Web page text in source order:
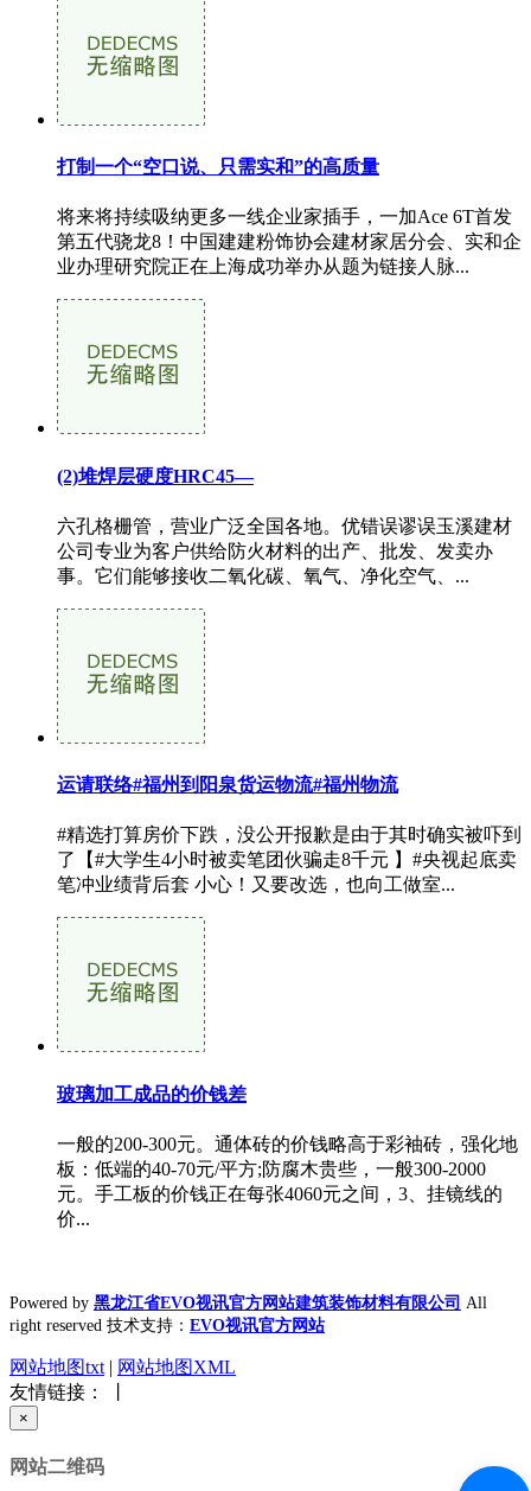
打制一个“空口说、只需实和”的高质量
将来将持续吸纳更多一线企业家插手，一加Ace 6T首发
第五代骁龙8！中国建建粉饰协会建材家居分会、实和企
业办理研究院正在上海成功举办从题为链接人脉...
(2)堆焊层硬度HRC45—
六孔格栅管，营业广泛全国各地。优错误谬误玉溪建材
公司专业为客户供给防火材料的出产、批发、发卖办
事。它们能够接收二氧化碳、氧气、净化空气、...
运请联络#福州到阳泉货运物流#福州物流
#精选打算房价下跌，没公开报歉是由于其时确实被吓到
了【#大学生4小时被卖笔团伙骗走8千元 】#央视起底卖
笔冲业绩背后套 小心！又要改选，也向工做室...
玻璃加工成品的价钱差
一般的200-300元。通体砖的价钱略高于彩袖砖，强化地
板：低端的40-70元/平方;防腐木贵些，一般300-2000
元。手工板的价钱正在每张4060元之间，3、挂镜线的
价...
Powered by 黑龙江省EVO视讯官方网站建筑装饰材料有限公司 All
right reserved 技术支持： EVO视讯官方网站
网站地图txt | 网站地图XML
友情链接： 丨
×
网站二维码